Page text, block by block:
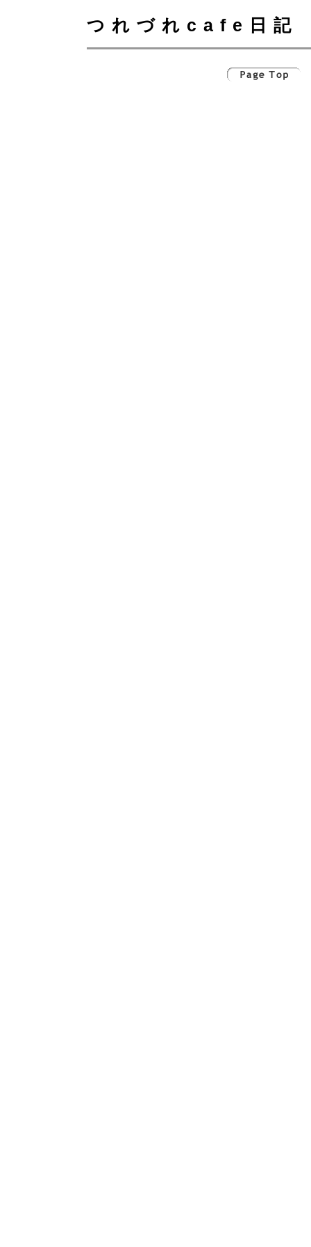
つれづれcafe日記